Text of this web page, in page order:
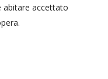
abitare accettato